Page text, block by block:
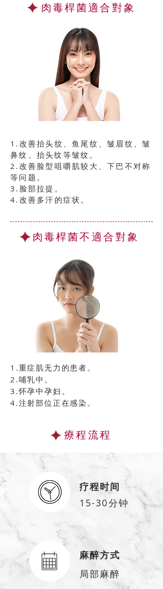
肉毒桿菌適合對象
​1.改善抬头纹、鱼尾纹、皱眉纹、皱
鼻纹、抬头纹等皱纹。
2.改善脸型咀嚼肌较大、下巴不对称
等问题。
3.脸部拉提。
4.改善多汗的症状。
肉毒桿菌不適合對象
​1.重症肌无力的患者。
2.哺乳中。
3.怀孕中孕妇。
4.注射部位正在感染。
療程流程
疗程时间
15-30分钟
麻醉方式
局部麻醉